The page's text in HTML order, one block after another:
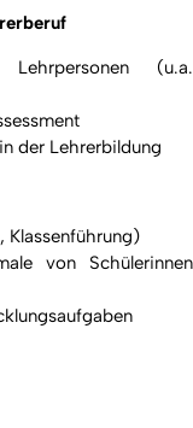
(u.a.
der Lehrerbildung
Klassenführung)
von Schülerinnen